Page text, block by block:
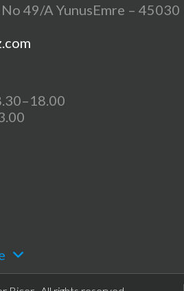
49/A YunusEmre – 45030